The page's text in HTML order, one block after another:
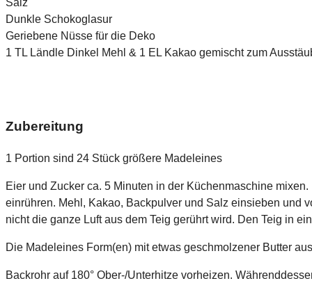
Salz
Dunkle Schokoglasur
Geriebene Nüsse für die Deko
1 TL Ländle Dinkel Mehl & 1 EL Kakao gemischt zum
Zubereitung
1 Portion sind 24 Stück größere Madeleines
Eier und Zucker ca. 5 Minuten in der Küchenmaschine
einrühren. Mehl, Kakao, Backpulver und Salz einsieben und
nicht die ganze Luft aus dem Teig gerührt wird. Den Teig in
Die Madeleines Form(en) mit etwas geschmolzener Butter
Backrohr auf 180° Ober-/Unterhitze vorheizen.